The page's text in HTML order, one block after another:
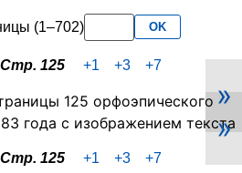
(1–702) OK
Стр. 125 +1 +3 +7
»
»
Стр. 125 +1 +3 +7